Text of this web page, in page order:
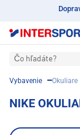
Čo hľadáte?
Vybavenie Okuliare
NIKE